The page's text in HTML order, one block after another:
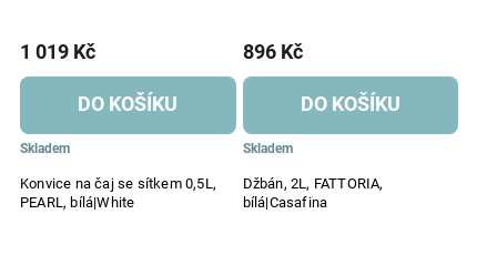
Konvice na čaj se sítkem 0,5L,
PEARL, bílá|White
Skladem
1 019 Kč
DO KOŠÍKU
Džbán, 2L, FATTORIA,
bílá|Casafina
Skladem
896 Kč
DO KOŠÍKU